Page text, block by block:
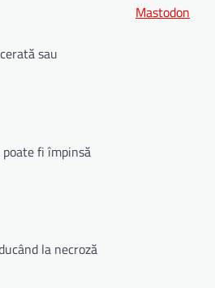
sau
fi împinsă
la necroză
Mastodon